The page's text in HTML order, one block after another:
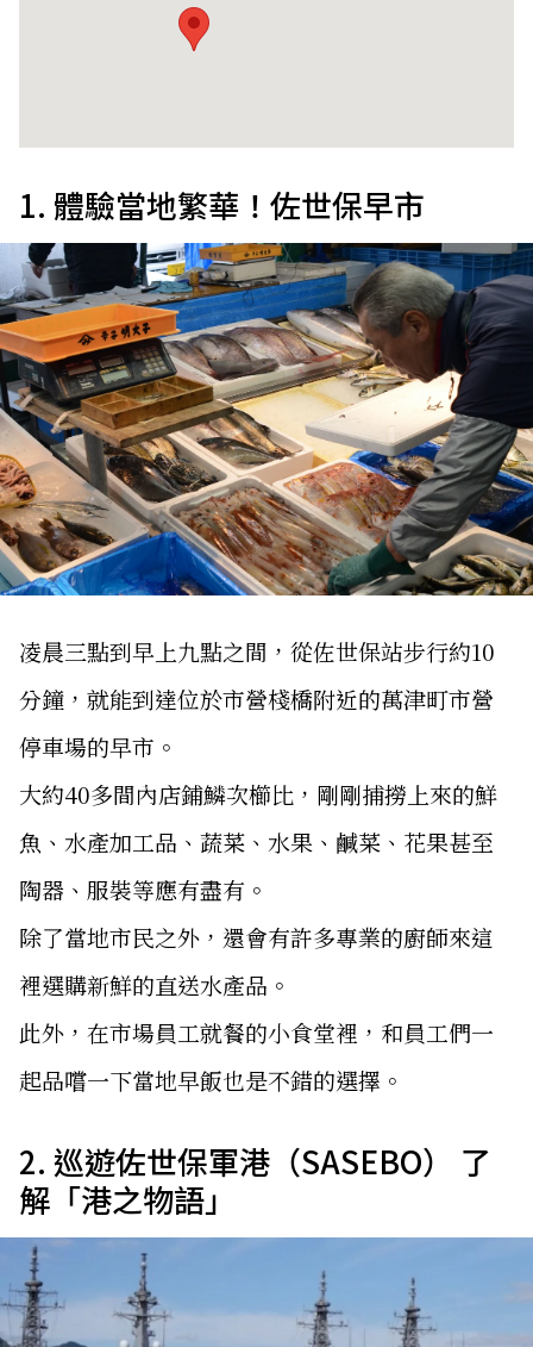
1. 體驗當地繁華！佐世保早市
凌晨三點到早上九點之間，從佐世保站步行約10
分鐘，就能到達位於市營棧橋附近的萬津町市營
停車場的早市。
大約40多間內店鋪鱗次櫛比，剛剛捕撈上來的鮮
魚、水產加工品、蔬菜、水果、鹹菜、花果甚至
陶器、服裝等應有盡有。
除了當地市民之外，還會有許多專業的廚師來這
裡選購新鮮的直送水產品。
此外，在市場員工就餐的小食堂裡，和員工們一
起品嚐一下當地早飯也是不錯的選擇。
2. 巡遊佐世保軍港（SASEBO） 了
解「港之物語」